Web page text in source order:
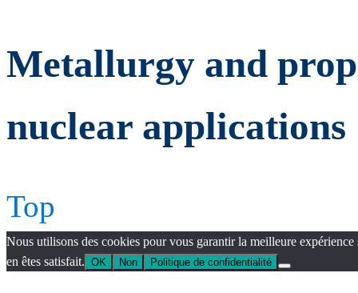
Metallurgy and
nuclear applications
Top
Nous utilisons des cookies pour vous garantir la meilleure
en êtes satisfait. OK Non Politique de confidentialité